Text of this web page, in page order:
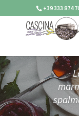
+39 333 874